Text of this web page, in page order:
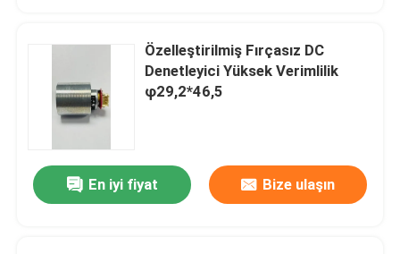
Özelleştirilmiş Fırçasız DC
Denetleyici Yüksek Verimlilik
φ29,2*46,5
En iyi fiyat Bize ulaşın